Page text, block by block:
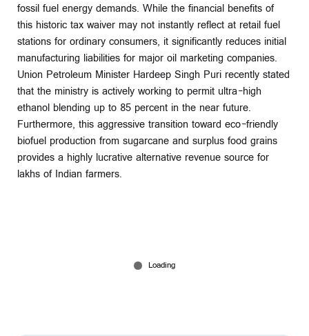
fossil fuel energy demands. While the financial benefits of
this historic tax waiver may not instantly reflect at retail fuel
stations for ordinary consumers, it significantly reduces initial
manufacturing liabilities for major oil marketing companies.
Union Petroleum Minister Hardeep Singh Puri recently stated
that the ministry is actively working to permit ultra-high
ethanol blending up to 85 percent in the near future.
Furthermore, this aggressive transition toward eco-friendly
biofuel production from sugarcane and surplus food grains
provides a highly lucrative alternative revenue source for
lakhs of Indian farmers.